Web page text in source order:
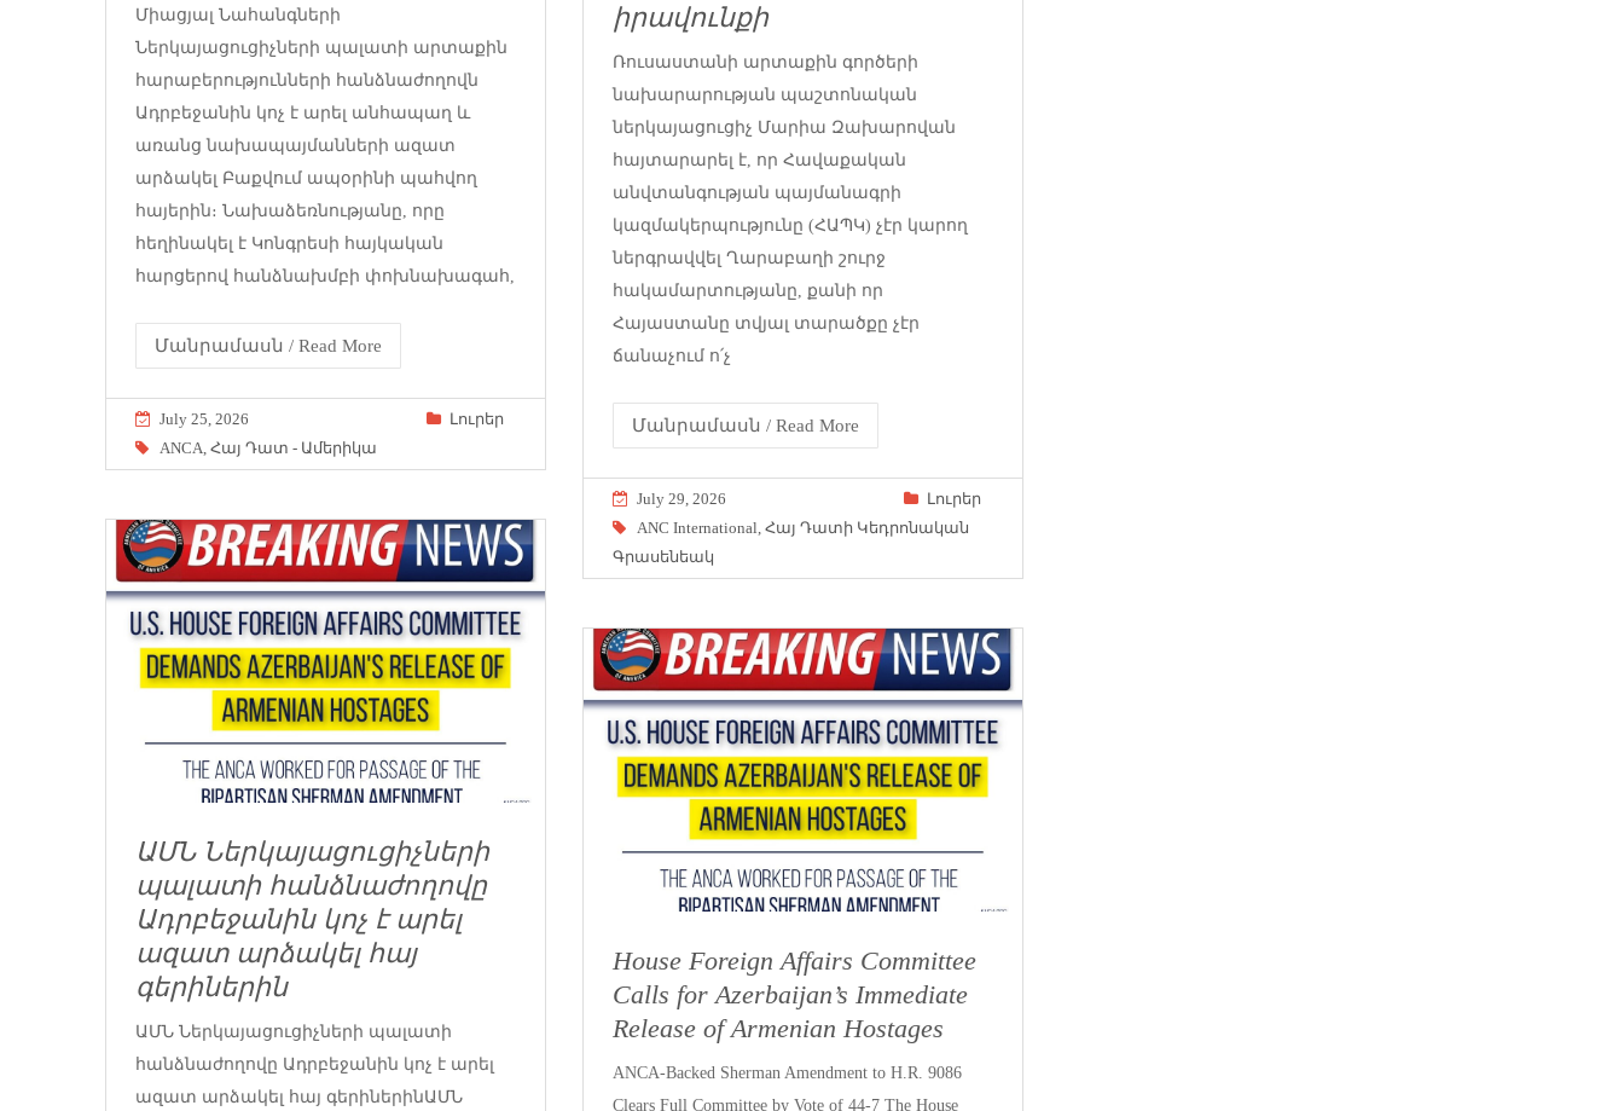
իրավունքի
Ռուսաստանի արտաքին գործերի
նախարարության պաշտոնական
ներկայացուցիչ Մարիա Զախարովան
հայտարարել է, որ Հավաքական
անվտանգության պայմանագրի
կազմակերպությունը (ՀԱՊԿ) չէր կարող
ներգրավվել Ղարաբաղի շուրջ
հակամարտությանը, քանի որ
Հայաստանը տվյալ տարածքը չէր
ճանաչում ո՛չ
Մանրամասն / Read More
July 29, 2026
Լուրեր
ANC International Հայ Դատի Կեդրոնական
Գրասենեակ
Միացյալ Նահանգների
Ներկայացուցիչների պալատի արտաքին
հարաբերությունների հանձնաժողովն
Ադրբեջանին կոչ է արել անհապաղ և
առանց նախապայմանների ազատ
արձակել Բաքվում ապօրինի պահվող
հայերին։ Նախաձեռնությանը, որը
հեղինակել է Կոնգրեսի հայկական
հարցերով հանձնախմբի փոխնախագահ,
Մանրամասն / Read More
July 25, 2026
Լուրեր
ANCA Հայ Դատ - Ամերիկա
ԱՄՆ Ներկայացուցիչների
պալատի հանձնաժողովը
Ադրբեջանին կոչ է արել
ազատ արձակել հայ
գերիներին
ԱՄՆ Ներկայացուցիչների պալատի
հանձնաժողովը Ադրբեջանին կոչ է արել
ազատ արձակել հայ գերիներինԱՄՆ
House Foreign Affairs Committee
Calls for Azerbaijan’s Immediate
Release of Armenian Hostages
ANCA-Backed Sherman Amendment to H.R. 9086
Clears Full Committee by Vote of 44-7 The House